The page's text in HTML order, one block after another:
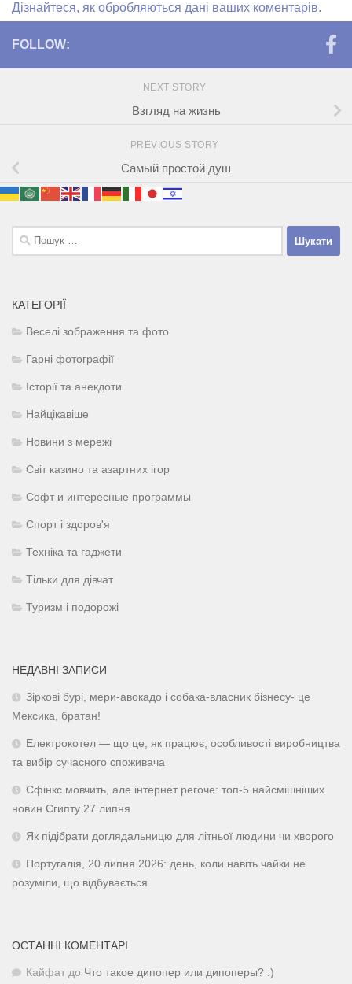
Дізнайтеся, як обробляються дані ваших коментарів.
FOLLOW:
NEXT STORY
Взгляд на жизнь
PREVIOUS STORY
Самый простой душ
Пошук:
КАТЕГОРІЇ
Веселі зображення та фото
Гарні фотографії
Історії та анекдоти
Найцікавіше
Новини з мережі
Світ казино та азартних ігор
Софт и интересные программы
Спорт і здоров'я
Техніка та гаджети
Тільки для дівчат
Туризм і подорожі
НЕДАВНІ ЗАПИСИ
Зіркові бурі, мери-авокадо і собака-власник бізнесу- це
Мексика, братан!
Електрокотел — що це, як працює, особливості виробництва
та вибір сучасного споживача
Сфінкс мовчить, але інтернет регоче: топ-5 найсмішніших
новин Єгипту 27 липня
Як підібрати доглядальницю для літньої людини чи хворого
Португалія, 20 липня 2026: день, коли навіть чайки не
розуміли, що відбувається
ОСТАННІ КОМЕНТАРІ
Кайфат до Что такое дипопер или дипоперы? :)